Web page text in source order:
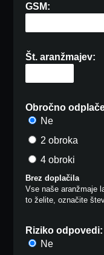
GSM:
Št. aranžmajev:
Obročno
Ne
2 obroka
4 obroki
Brez doplačila
Vse naše aranžmaje
to želite, označite
Riziko odpovedi:
Ne